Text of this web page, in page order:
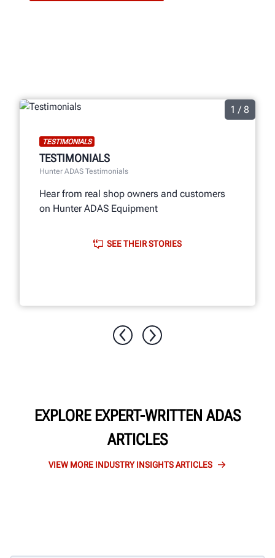
1 / 8
TESTIMONIALS
TESTIMONIALS
Hunter ADAS Testimonials
Hear from real shop owners and customers
on Hunter ADAS Equipment
SEE THEIR STORIES
EXPLORE EXPERT-WRITTEN ADAS
ARTICLES
VIEW MORE INDUSTRY INSIGHTS ARTICLES